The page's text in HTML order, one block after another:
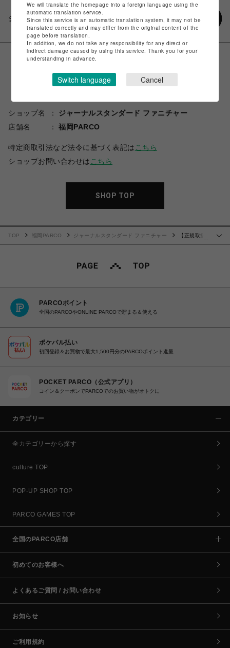
シェアする
ショップ名
ジャーナルスタンダード ファニチャー
店舗名
福岡PARCO
特定商取引法など法令に基づく表記は こちら
ショップお問い合わせは こちら
SHOP TOP
TOP 福岡PARCO ジャーナルスタンダード ファニチャー
【正規取扱
PARCOポイント
全国のPARCOやONLINE PARCOで貯まる＆使える
ポケパル払い
初回登録＆お買物で最大1,500円分のPARCOポイント進呈
POCKET PARCO（公式アプリ）
コイン＆クーポンでPARCOでのお買い物がオトクに
カテゴリー
全カテゴリーから探す
culture TOP
POP-UP SHOP TOP
PARCO GAMES TOP
全国のPARCO店舗
初めてのお客様へ
よくあるご質問 / お問い合わせ
お知らせ
ご利用規約
We will translate the homepage into a foreign language using the
automatic translation service.
Since this service is an automatic translation system, it may not be
translated correctly and may differ from the original content of the
page before translation.
In addition, we do not take any responsibility for any direct or
indirect damage caused by using this service. Thank you for your
understanding in advance.
Switch language Cancel